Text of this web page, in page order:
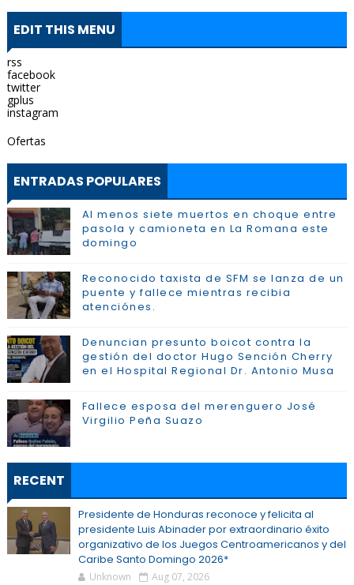
EDIT THIS MENU
rss
facebook
twitter
gplus
instagram
Ofertas
ENTRADAS POPULARES
Al menos siete muertos en choque entre
pasola y camioneta en La Romana este
domingo
Reconocido taxista de SFM se lanza de un
puente y fallece mientras recibia
atenciónes.
Denuncian presunto boicot contra la
gestión del doctor Hugo Sención Cherry
en el Hospital Regional Dr. Antonio Musa
Fallece esposa del merenguero José
Virgilio Peña Suazo
RECENT
Presidente de Honduras reconoce y felicita al
presidente Luis Abinader por extraordinario éxito
organizativo de los Juegos Centroamericanos y del
Caribe Santo Domingo 2026*
Unknown Aug 07, 2026